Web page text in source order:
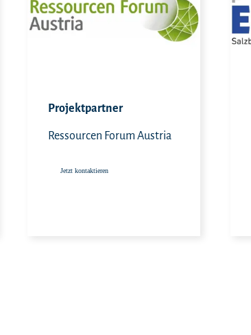
Projektpartner
Ressourcen Forum Austria
Jetzt kontaktieren